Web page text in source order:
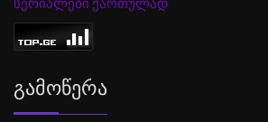
სერიალები ქართულად
Გამოწერა